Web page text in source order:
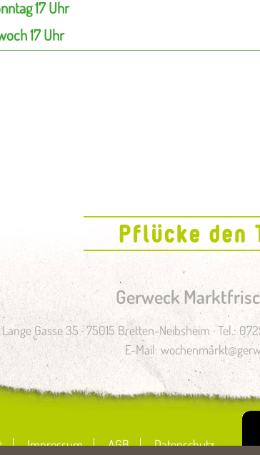
17 Uhr
17 Uhr
Gerweck
Lange Gasse 35 · 75015 Bretten-Neibsheim · Tel.:
E-Mail:
Impressum AGB Datenschutz